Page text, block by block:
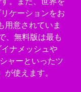
ケーションをお
用意されていま
、無料版は最も
ナメッシュや
ャーといったツ
使えます。